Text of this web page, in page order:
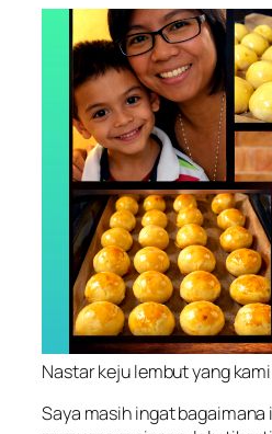
Nastar keju lembut yang
Saya masih ingat